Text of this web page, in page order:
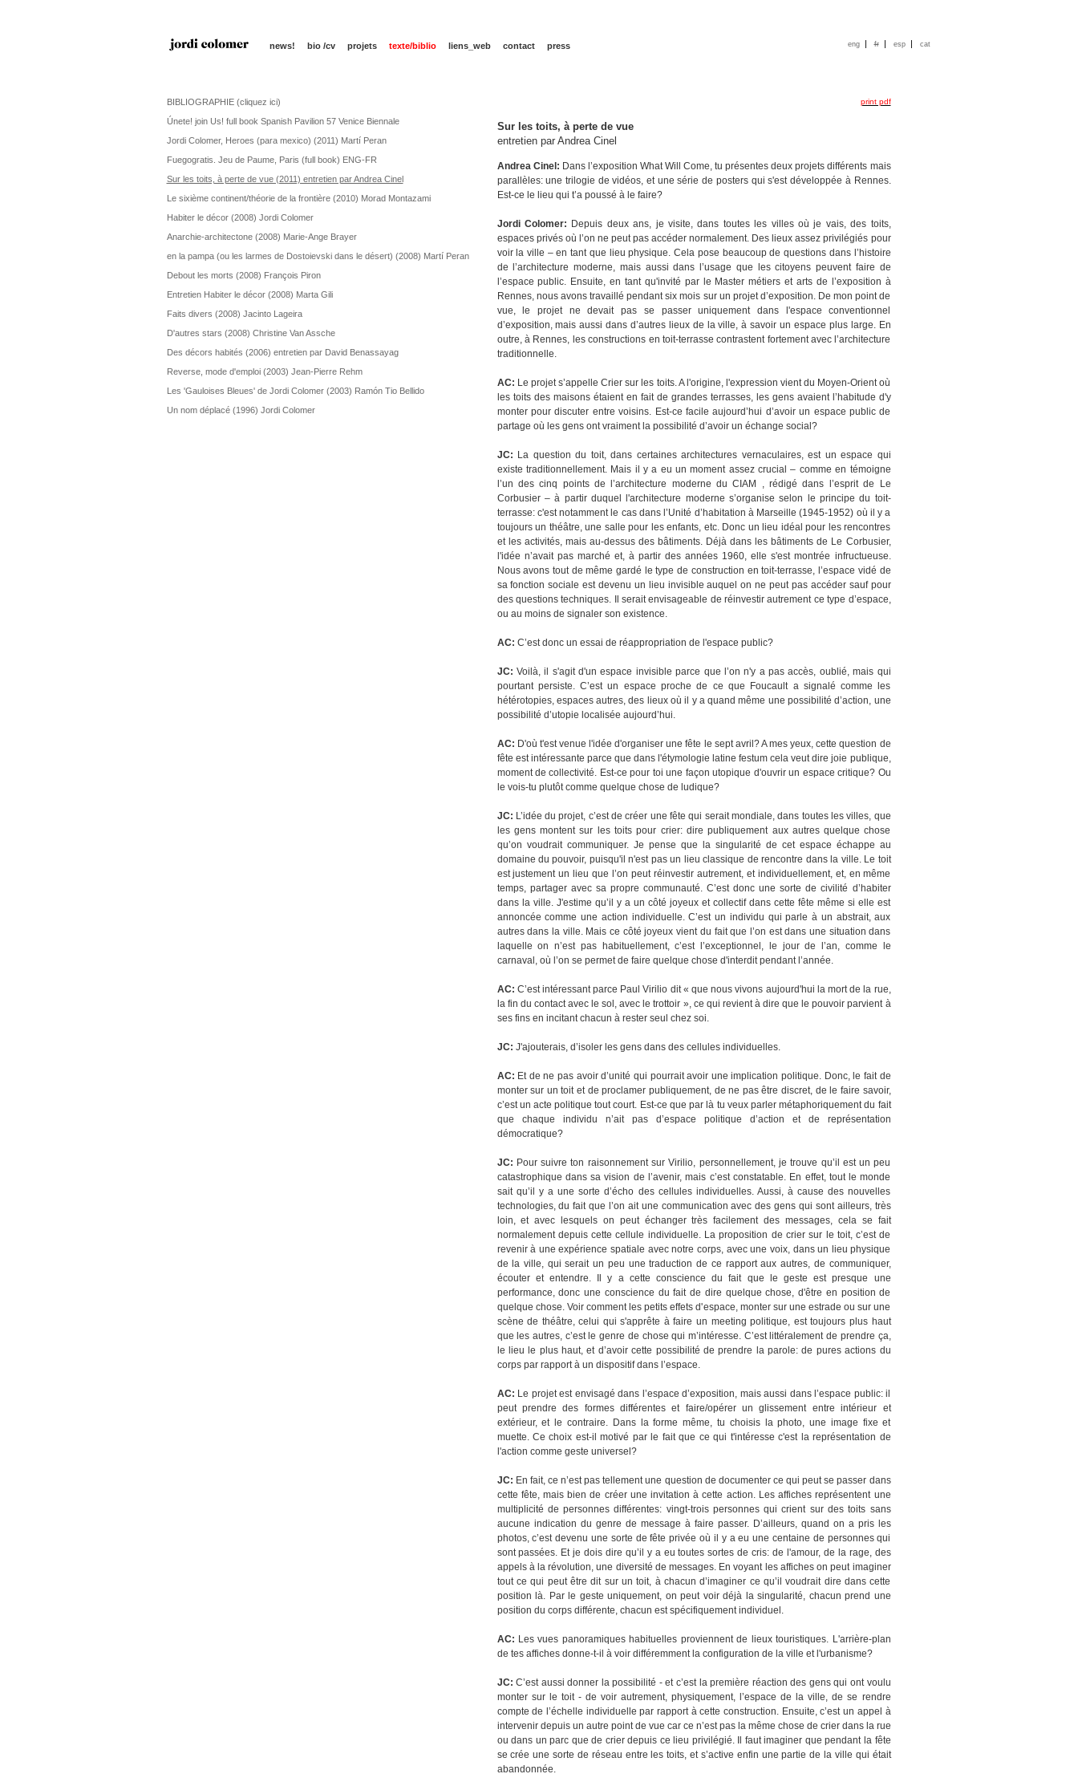
news! bio /cv projets texte/biblio liens_web contact press eng | fr | esp | cat
BIBLIOGRAPHIE (cliquez ici)
Únete! join Us! full book Spanish Pavilion 57 Venice Biennale
Jordi Colomer, Heroes (para mexico) (2011) Martí Peran
Fuegogratis. Jeu de Paume, Paris (full book) ENG-FR
Sur les toits, à perte de vue (2011) entretien par Andrea Cinel
Le sixième continent/théorie de la frontière (2010) Morad Montazami
Habiter le décor (2008) Jordi Colomer
Anarchie-architectone (2008) Marie-Ange Brayer
en la pampa (ou les larmes de Dostoievski dans le désert) (2008) Martí Peran
Debout les morts (2008) François Piron
Entretien Habiter le décor (2008) Marta Gili
Faits divers (2008) Jacinto Lageira
D'autres stars (2008) Christine Van Assche
Des décors habités (2006) entretien par David Benassayag
Reverse, mode d'emploi (2003) Jean-Pierre Rehm
Les 'Gauloises Bleues' de Jordi Colomer (2003) Ramón Tio Bellido
Un nom déplacé (1996) Jordi Colomer
print pdf
Sur les toits, à perte de vue
entretien par Andrea Cinel
Andrea Cinel: Dans l’exposition What Will Come, tu présentes deux projets différents mais
parallèles: une trilogie de vidéos, et une série de posters qui s'est développée à Rennes.
Est-ce le lieu qui t’a poussé à le faire?
Jordi Colomer: Depuis deux ans, je visite, dans toutes les villes où je vais, des toits,
espaces privés où l’on ne peut pas accéder normalement. Des lieux assez privilégiés pour
voir la ville – en tant que lieu physique. Cela pose beaucoup de questions dans l’histoire
de l’architecture moderne, mais aussi dans l’usage que les citoyens peuvent faire de
l’espace public. Ensuite, en tant qu'invité par le Master métiers et arts de l’exposition à
Rennes, nous avons travaillé pendant six mois sur un projet d’exposition. De mon point de
vue, le projet ne devait pas se passer uniquement dans l'espace conventionnel
d’exposition, mais aussi dans d’autres lieux de la ville, à savoir un espace plus large. En
outre, à Rennes, les constructions en toit-terrasse contrastent fortement avec l’architecture
traditionnelle.
AC: Le projet s’appelle Crier sur les toits. A l'origine, l'expression vient du Moyen-Orient où
les toits des maisons étaient en fait de grandes terrasses, les gens avaient l’habitude d'y
monter pour discuter entre voisins. Est-ce facile aujourd’hui d’avoir un espace public de
partage où les gens ont vraiment la possibilité d’avoir un échange social?
JC: La question du toit, dans certaines architectures vernaculaires, est un espace qui
existe traditionnellement. Mais il y a eu un moment assez crucial – comme en témoigne
l’un des cinq points de l’architecture moderne du CIAM , rédigé dans l’esprit de Le
Corbusier – à partir duquel l'architecture moderne s’organise selon le principe du toit-
terrasse: c'est notamment le cas dans l’Unité d’habitation à Marseille (1945-1952) où il y a
toujours un théâtre, une salle pour les enfants, etc. Donc un lieu idéal pour les rencontres
et les activités, mais au-dessus des bâtiments. Déjà dans les bâtiments de Le Corbusier,
l'idée n’avait pas marché et, à partir des années 1960, elle s'est montrée infructueuse.
Nous avons tout de même gardé le type de construction en toit-terrasse, l’espace vidé de
sa fonction sociale est devenu un lieu invisible auquel on ne peut pas accéder sauf pour
des questions techniques. Il serait envisageable de réinvestir autrement ce type d’espace,
ou au moins de signaler son existence.
AC: C’est donc un essai de réappropriation de l'espace public?
JC: Voilà, il s'agit d'un espace invisible parce que l’on n'y a pas accès, oublié, mais qui
pourtant persiste. C’est un espace proche de ce que Foucault a signalé comme les
hétérotopies, espaces autres, des lieux où il y a quand même une possibilité d’action, une
possibilité d’utopie localisée aujourd’hui.
AC: D'où t'est venue l'idée d'organiser une fête le sept avril? A mes yeux, cette question de
fête est intéressante parce que dans l'étymologie latine festum cela veut dire joie publique,
moment de collectivité. Est-ce pour toi une façon utopique d'ouvrir un espace critique? Ou
le vois-tu plutôt comme quelque chose de ludique?
JC: L’idée du projet, c’est de créer une fête qui serait mondiale, dans toutes les villes, que
les gens montent sur les toits pour crier: dire publiquement aux autres quelque chose
qu’on voudrait communiquer. Je pense que la singularité de cet espace échappe au
domaine du pouvoir, puisqu'il n'est pas un lieu classique de rencontre dans la ville. Le toit
est justement un lieu que l’on peut réinvestir autrement, et individuellement, et, en même
temps, partager avec sa propre communauté. C’est donc une sorte de civilité d’habiter
dans la ville. J'estime qu’il y a un côté joyeux et collectif dans cette fête même si elle est
annoncée comme une action individuelle. C’est un individu qui parle à un abstrait, aux
autres dans la ville. Mais ce côté joyeux vient du fait que l’on est dans une situation dans
laquelle on n’est pas habituellement, c’est l’exceptionnel, le jour de l’an, comme le
carnaval, où l’on se permet de faire quelque chose d'interdit pendant l’année.
AC: C’est intéressant parce Paul Virilio dit « que nous vivons aujourd'hui la mort de la rue,
la fin du contact avec le sol, avec le trottoir », ce qui revient à dire que le pouvoir parvient à
ses fins en incitant chacun à rester seul chez soi.
JC: J'ajouterais, d’isoler les gens dans des cellules individuelles.
AC: Et de ne pas avoir d’unité qui pourrait avoir une implication politique. Donc, le fait de
monter sur un toit et de proclamer publiquement, de ne pas être discret, de le faire savoir,
c’est un acte politique tout court. Est-ce que par là tu veux parler métaphoriquement du fait
que chaque individu n’ait pas d’espace politique d’action et de représentation
démocratique?
JC: Pour suivre ton raisonnement sur Virilio, personnellement, je trouve qu’il est un peu
catastrophique dans sa vision de l’avenir, mais c’est constatable. En effet, tout le monde
sait qu’il y a une sorte d’écho des cellules individuelles. Aussi, à cause des nouvelles
technologies, du fait que l’on ait une communication avec des gens qui sont ailleurs, très
loin, et avec lesquels on peut échanger très facilement des messages, cela se fait
normalement depuis cette cellule individuelle. La proposition de crier sur le toit, c’est de
revenir à une expérience spatiale avec notre corps, avec une voix, dans un lieu physique
de la ville, qui serait un peu une traduction de ce rapport aux autres, de communiquer,
écouter et entendre. Il y a cette conscience du fait que le geste est presque une
performance, donc une conscience du fait de dire quelque chose, d'être en position de
quelque chose. Voir comment les petits effets d'espace, monter sur une estrade ou sur une
scène de théâtre, celui qui s'apprête à faire un meeting politique, est toujours plus haut
que les autres, c’est le genre de chose qui m’intéresse. C’est littéralement de prendre ça,
le lieu le plus haut, et d’avoir cette possibilité de prendre la parole: de pures actions du
corps par rapport à un dispositif dans l’espace.
AC: Le projet est envisagé dans l’espace d’exposition, mais aussi dans l’espace public: il
peut prendre des formes différentes et faire/opérer un glissement entre intérieur et
extérieur, et le contraire. Dans la forme même, tu choisis la photo, une image fixe et
muette. Ce choix est-il motivé par le fait que ce qui t'intéresse c'est la représentation de
l'action comme geste universel?
JC: En fait, ce n’est pas tellement une question de documenter ce qui peut se passer dans
cette fête, mais bien de créer une invitation à cette action. Les affiches représentent une
multiplicité de personnes différentes: vingt-trois personnes qui crient sur des toits sans
aucune indication du genre de message à faire passer. D’ailleurs, quand on a pris les
photos, c’est devenu une sorte de fête privée où il y a eu une centaine de personnes qui
sont passées. Et je dois dire qu’il y a eu toutes sortes de cris: de l'amour, de la rage, des
appels à la révolution, une diversité de messages. En voyant les affiches on peut imaginer
tout ce qui peut être dit sur un toit, à chacun d’imaginer ce qu’il voudrait dire dans cette
position là. Par le geste uniquement, on peut voir déjà la singularité, chacun prend une
position du corps différente, chacun est spécifiquement individuel.
AC: Les vues panoramiques habituelles proviennent de lieux touristiques. L'arrière-plan
de tes affiches donne-t-il à voir différemment la configuration de la ville et l'urbanisme?
JC: C’est aussi donner la possibilité - et c’est la première réaction des gens qui ont voulu
monter sur le toit - de voir autrement, physiquement, l’espace de la ville, de se rendre
compte de l’échelle individuelle par rapport à cette construction. Ensuite, c’est un appel à
intervenir depuis un autre point de vue car ce n’est pas la même chose de crier dans la rue
ou dans un parc que de crier depuis ce lieu privilégié. Il faut imaginer que pendant la fête
se crée une sorte de réseau entre les toits, et s’active enfin une partie de la ville qui était
abandonnée.